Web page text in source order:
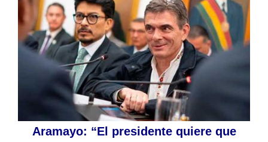
Aramayo: “El presidente quiere que